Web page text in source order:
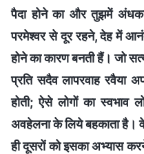
पैदा होने का और तुझमें
परमेश्वर से दूर रहने, देह में
होने का कारण बनती हैं। जो
प्रति सदैव लापरवाह रवैया
होती; ऐसे लोगों का स्वभाव
अवहेलना के लिये बहकाता है।
ही दूसरों को इसका अभ्यास